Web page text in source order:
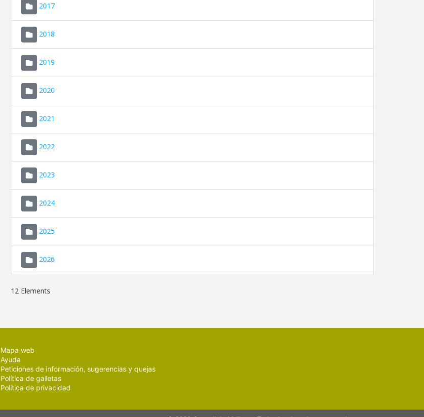
2017
2018
2019
2020
2021
2022
2023
2024
2025
2026
12 Elements
Mapa web
Ayuda
Peticiones de información, sugerencias y quejas
Política de galletas
Política de privacidad